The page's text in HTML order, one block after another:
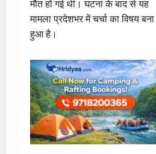
मौत हो गई थी। घटना के बाद से यह
मामला प्रदेशभर में चर्चा का विषय बना
हुआ है।